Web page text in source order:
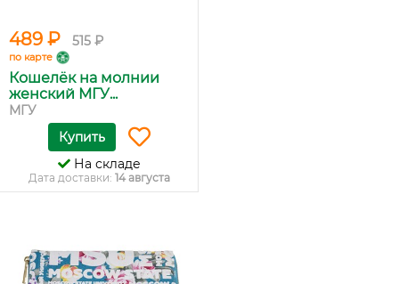
489 ₽ 515 ₽
по карте
Кошелёк на молнии
женский МГУ...
МГУ
Купить
На складе
Дата доставки: 14 августа